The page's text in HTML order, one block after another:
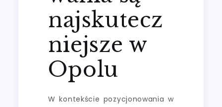
najskutecz
niejsze w
Opolu
W kontekście pozycjonowania w